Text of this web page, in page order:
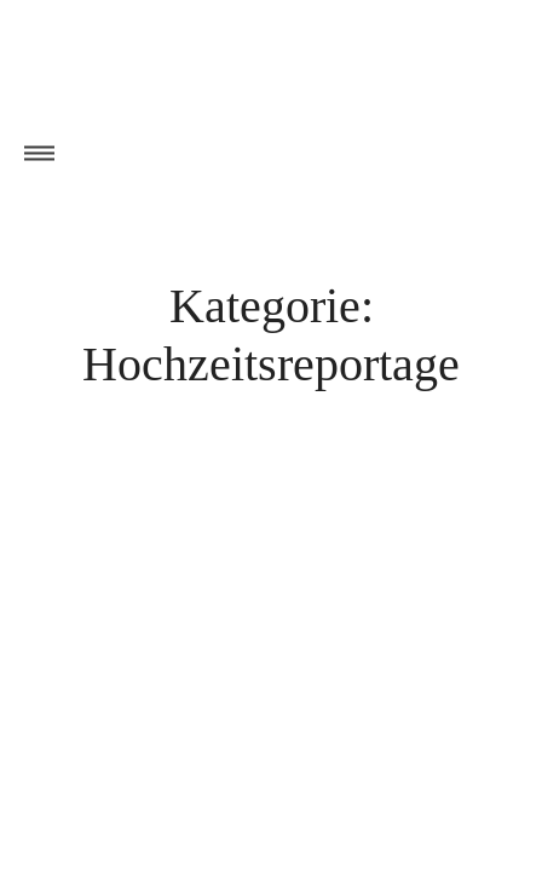
Kategorie:
Hochzeitsreportage